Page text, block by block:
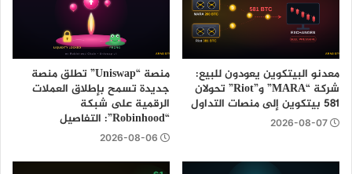
معدنو البيتكوين يعودون للبيع:
شركة “MARA” و”Riot” تحولان
581 بيتكوين إلى منصات التداول
2026-08-07
منصة “Uniswap” تطلق منصة
جديدة تسمح بإطلاق العملات
الرقمية على شبكة
“Robinhood”: التفاصيل
2026-08-06